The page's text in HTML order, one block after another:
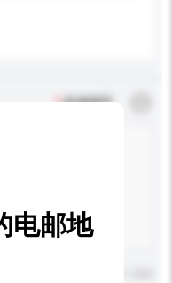
*必须填写
电邮地